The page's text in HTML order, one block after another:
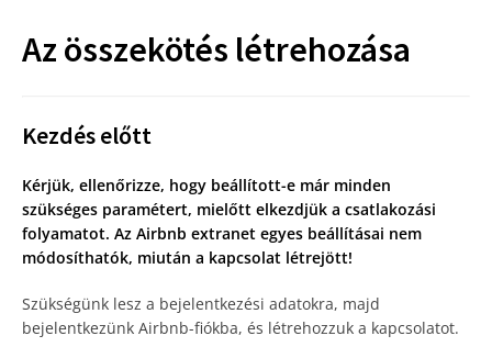
Az összekötés létrehozása
Kezdés előtt
Kérjük, ellenőrizze, hogy beállított-e már minden
szükséges paramétert, mielőtt elkezdjük a csatlakozási
folyamatot. Az Airbnb extranet egyes beállításai nem
módosíthatók, miután a kapcsolat létrejött!
Szükségünk lesz a bejelentkezési adatokra, majd
bejelentkezünk Airbnb-fiókba, és létrehozzuk a kapcsolatot.